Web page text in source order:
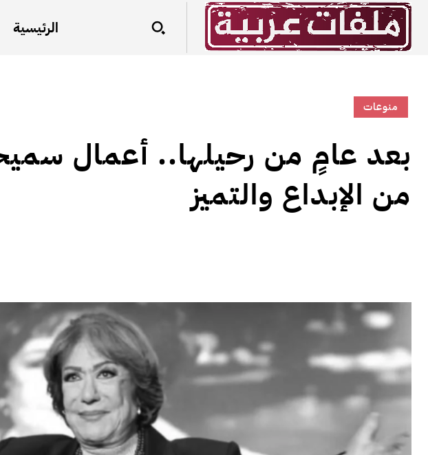
الرئيسية
منوعات
بعد عامٍ من رحيلها.. أعمال
من الإبداع والتميز